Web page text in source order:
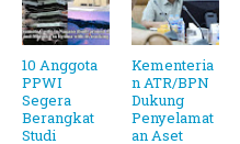
10 Anggota
PPWI
Segera
Berangkat
Studi
Kementeria
n ATR/BPN
Dukung
Penyelamat
an Aset